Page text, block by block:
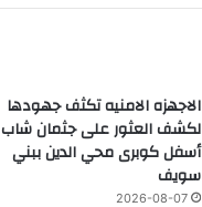
الاجهزه الامنيه تكثف جهودها
لكشف العثور على جثمان شاب
أسفل كوبرى محي الدين ببني
سويف
2026-08-07